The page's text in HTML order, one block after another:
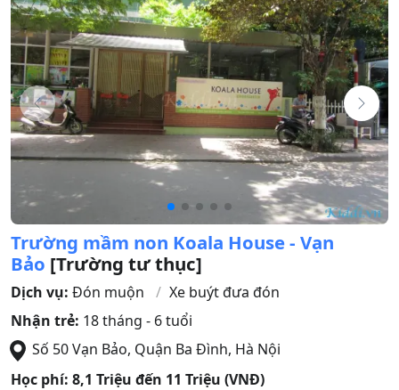
Trường mầm non Koala House - Vạn
Bảo [Trường tư thục]
Dịch vụ: Đón muộn
Xe buýt đưa đón
Nhận trẻ: 18 tháng - 6 tuổi
Số 50 Vạn Bảo, Quận Ba Đình, Hà Nội
Học phí: 8,1 Triệu đến 11 Triệu (VNĐ)